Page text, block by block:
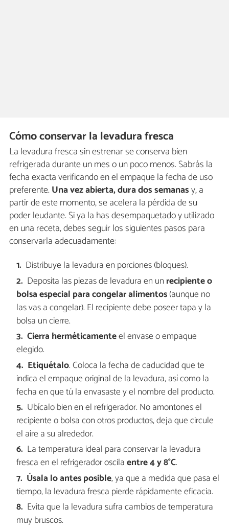
Cómo conservar la levadura fresca
La levadura fresca sin estrenar se conserva bien
refrigerada durante un mes o un poco menos. Sabrás la
fecha exacta verificando en el empaque la fecha de uso
preferente. Una vez abierta, dura dos semanasy, a
partir de este momento, se acelera la pérdida de su
poder leudante. Si ya la has desempaquetado y utilizado
en una receta, debes seguir los siguientes pasos para
conservarla adecuadamente:
Distribuye la levadura en porciones (bloques).
Deposita las piezas de levadura en un recipiente o
bolsa especial para congelar alimentos(aunque no
las vas a congelar). El recipiente debe poseer tapa y la
bolsa un cierre.
Cierra herméticamenteel envase o empaque
elegido.
Etiquétalo. Coloca la fecha de caducidad que te
indica el empaque original de la levadura, así como la
fecha en que tú la envasaste y el nombre del producto.
Ubícalo bien en el refrigerador. No amontones el
recipiente o bolsa con otros productos, deja que circule
el aire a su alrededor.
La temperatura ideal para conservar la levadura
fresca en el refrigerador oscilaentre4 y 8°C.
Úsala lo antes posible, ya que a medida que pasa el
tiempo, la levadura fresca pierde rápidamente eficacia.
Evita que la levadura sufra cambios de temperatura
muy bruscos.